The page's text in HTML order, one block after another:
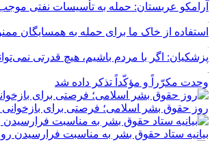
آرامکو عربستان: حمله به تأسیسات نفتی موجب
استفاده از خاک ما برای حمله به همسایگان
پزشکیان: اگر با مردم باشیم، هیچ قدرتی
وحدت مکرّراً و مؤکّداً تذکر داده شد
روز حقوق بشر اسلامی؛ فرصتی برای
بیانیه ستاد حقوق بشر به مناسبت فرارسیدن